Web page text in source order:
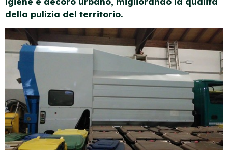
della pulizia del territorio.